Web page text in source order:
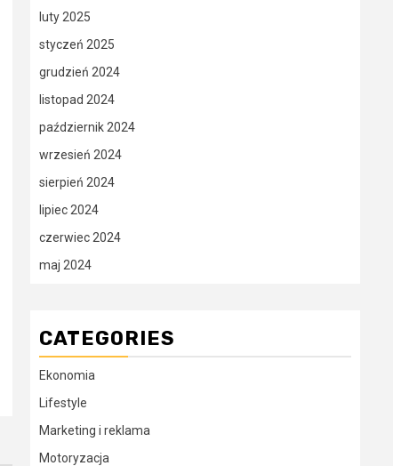
luty 2025
styczeń 2025
grudzień 2024
listopad 2024
październik 2024
wrzesień 2024
sierpień 2024
lipiec 2024
czerwiec 2024
maj 2024
CATEGORIES
Ekonomia
Lifestyle
Marketing i reklama
Motoryzacja